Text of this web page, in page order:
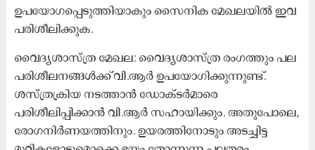
ഉപയോഗപ്പെടുത്തിയാകും സൈനിക മേഖലയിൽ ഇവ
പരിശീലിക്കുക.
വൈദ്യശാസ്ത്ര മേഖല: വൈദ്യശാസ്ത്ര രംഗത്തും പല
പരിശീലനങ്ങൾക്ക് വി.ആർ ഉപയോഗിക്കുന്നുണ്ട്.
ശസ്ത്രക്രിയ നടത്താൻ ഡോക്ടർമാരെ
പരിശീലിപ്പിക്കാൻ വി.ആർ സഹായിക്കും. അതുപോലെ,
രോഗനിർണയത്തിനും. ഉയരത്തിനോടും അടച്ചിട്ട